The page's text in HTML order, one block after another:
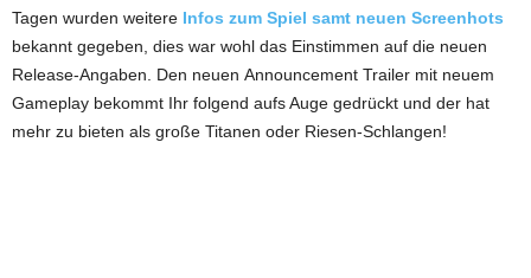
Tagen wurden weitere Infos zum Spiel samt neuen Screenhots
bekannt gegeben, dies war wohl das Einstimmen auf die neuen
Release-Angaben. Den neuen Announcement Trailer mit neuem
Gameplay bekommt Ihr folgend aufs Auge gedrückt und der hat
mehr zu bieten als große Titanen oder Riesen-Schlangen!